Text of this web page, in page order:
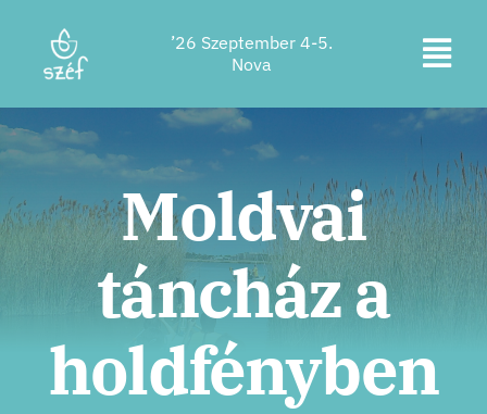
tartalomra
be
a
Jegyvásárlás
Program
Szállás
Rólunk
Kapcsolat
Helyszín
’26 Szeptember 4-5.
Nova
Moldvai
táncház a
holdfényben